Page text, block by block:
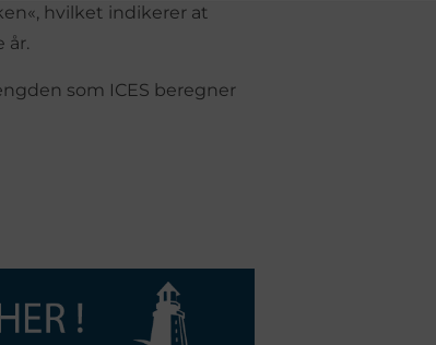
hvilket indikerer at
år.
som ICES beregner